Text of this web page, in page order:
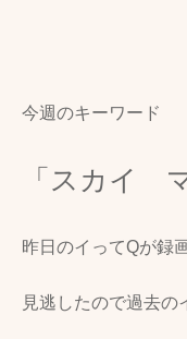
今週のキーワード
「スカイ
昨日のイってQが録
見逃したので過去の